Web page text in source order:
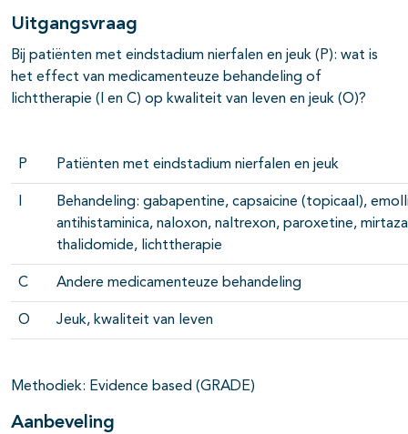
Uitgangsvraag
Bij patiënten met eindstadium nierfalen en jeuk (P): wat is
het effect van medicamenteuze behandeling of
lichttherapie (I en C) op kwaliteit van leven en jeuk (O)?
P Patiënten met eindstadium nierfalen en jeuk
Behandeling: gabapentine, capsaicine (topicaal),
antihistaminica, naloxon, naltrexon, paroxetine,
thalidomide, lichttherapie
C Andere medicamenteuze behandeling
O Jeuk, kwaliteit van leven
Methodiek: Evidence based (GRADE)
Aanbeveling